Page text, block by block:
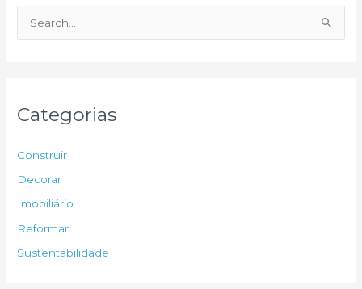
e
p
o
r
Categorias
Construir
Decorar
Imobiliário
Reformar
Sustentabilidade